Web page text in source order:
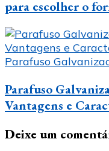
para escolher o
Parafuso
Parafuso
Vantagens e
Deixe um